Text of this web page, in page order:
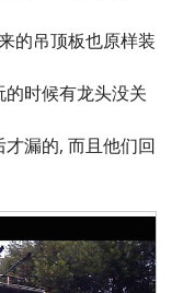
的吊顶板也原样装
时候有龙头没关
漏的, 而且他们回